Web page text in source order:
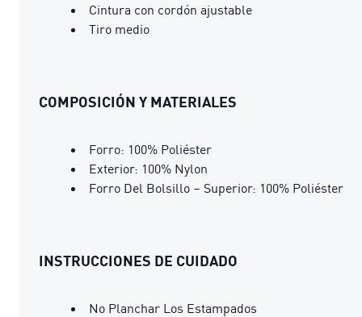
Cintura con cordón ajustable
Tiro medio
COMPOSICIÓN Y MATERIALES
Forro: 100% Poliéster
Exterior: 100% Nylon
Forro Del Bolsillo – Superior: 100% Poliéster
INSTRUCCIONES DE CUIDADO
No Planchar Los Estampados